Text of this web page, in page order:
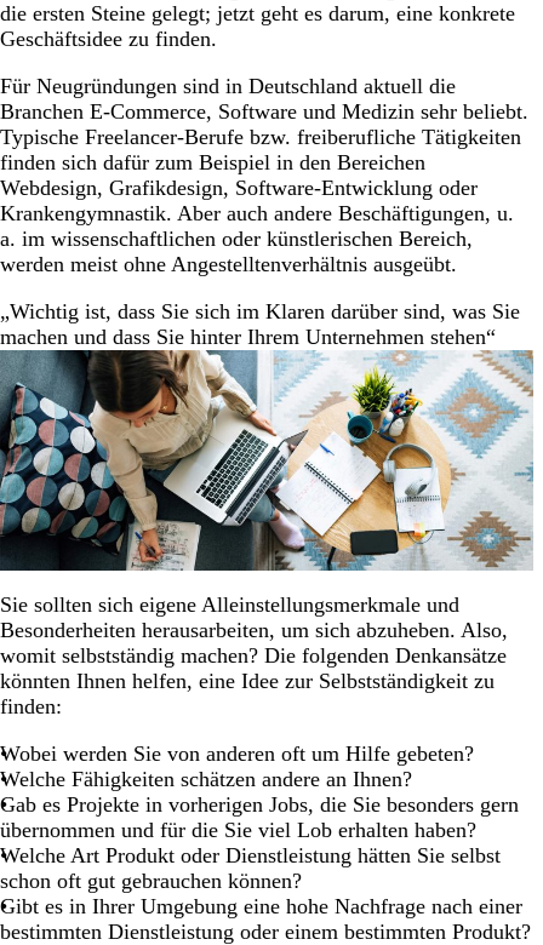
die ersten Steine gelegt; jetzt geht es darum, eine konkrete
Geschäftsidee zu finden.
Für Neugründungen sind in Deutschland aktuell die
Branchen E-Commerce, Software und Medizin sehr beliebt.
Typische Freelancer-Berufe bzw. freiberufliche Tätigkeiten
finden sich dafür zum Beispiel in den Bereichen
Webdesign, Grafikdesign, Software-Entwicklung oder
Krankengymnastik. Aber auch andere Beschäftigungen, u.
a. im wissenschaftlichen oder künstlerischen Bereich,
werden meist ohne Angestelltenverhältnis ausgeübt.
„Wichtig ist, dass Sie sich im Klaren darüber sind, was Sie
machen und dass Sie hinter Ihrem Unternehmen stehen“
Sie sollten sich eigene Alleinstellungsmerkmale und
Besonderheiten herausarbeiten, um sich abzuheben. Also,
womit selbstständig machen? Die folgenden Denkansätze
könnten Ihnen helfen, eine Idee zur Selbstständigkeit zu
finden:
Wobei werden Sie von anderen oft um Hilfe gebeten?
Welche Fähigkeiten schätzen andere an Ihnen?
Gab es Projekte in vorherigen Jobs, die Sie besonders gern
übernommen und für die Sie viel Lob erhalten haben?
Welche Art Produkt oder Dienstleistung hätten Sie selbst
schon oft gut gebrauchen können?
Gibt es in Ihrer Umgebung eine hohe Nachfrage nach einer
bestimmten Dienstleistung oder einem bestimmten Produkt?